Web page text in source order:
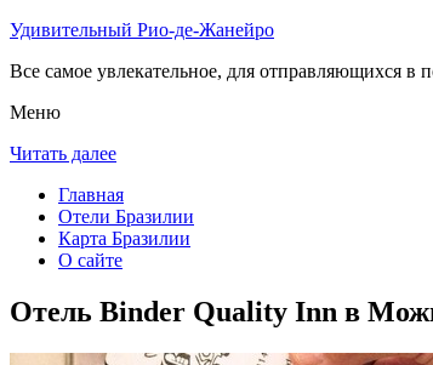
Удивительный Рио-де-Жанейро
Все самое увлекательное, для отправляющихся в
Меню
Читать далее
Главная
Отели Бразилии
Карта Бразилии
О сайте
Отель Binder Quality Inn в